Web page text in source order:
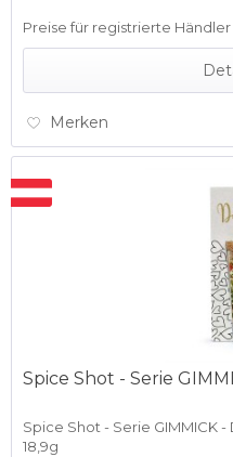
Preise für registrierte Händler
Merken
Spice Shot - Serie
Spice Shot - Serie GIMMICK
18,9g